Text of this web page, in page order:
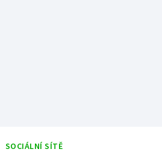
SOCIÁLNÍ SÍTĚ